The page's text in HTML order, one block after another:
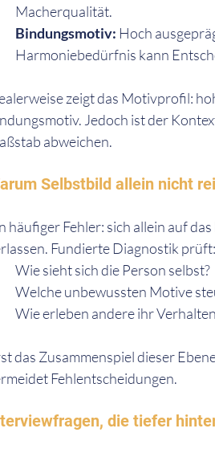
Macherqualität.
Bindungsmotiv: Hoch
Harmoniebedürfnis kann
zeigt das Motivprofil:
Jedoch ist der
abweichen.
Selbstbild allein nicht
häufiger Fehler: sich allein auf
Fundierte Diagnostik prüft:
Wie sieht sich die Person selbst?
Welche unbewussten Motive
Wie erleben andere ihr
das Zusammenspiel dieser
Fehlentscheidungen.
die tiefer